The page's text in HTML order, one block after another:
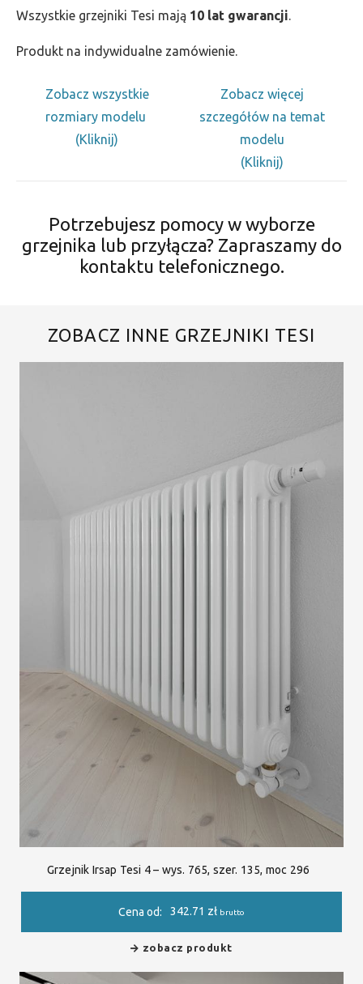
Wszystkie grzejniki Tesi mają 10 lat gwarancji.
Produkt na indywidualne zamówienie.
Zobacz wszystkie
rozmiary modelu
(Kliknij)
Zobacz więcej
szczegółów na temat
modelu
(Kliknij)
Potrzebujesz pomocy w wyborze
grzejnika lub przyłącza? Zapraszamy do
kontaktu telefonicznego.
ZOBACZ INNE GRZEJNIKI TESI
Grzejnik Irsap Tesi 4 – wys. 765, szer. 135, moc 296
Cena od: 342.71 zł brutto
zobacz produkt